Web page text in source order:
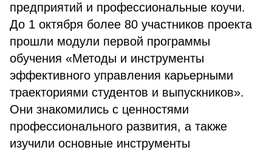
предприятий и профессиональные коучи.
До 1 октября более 80 участников проекта
прошли модули первой программы
обучения «Методы и инструменты
эффективного управления карьерными
траекториями студентов и выпускников».
Они знакомились с ценностями
профессионального развития, а также
изучили основные инструменты